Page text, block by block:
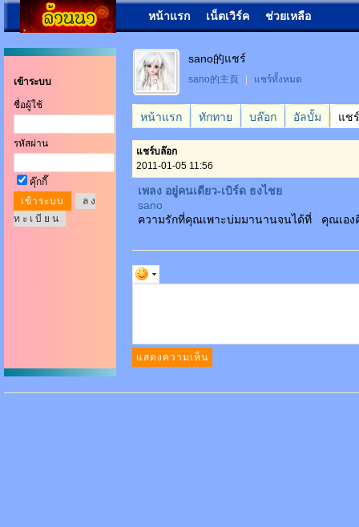
หน้าแรก เน็ตเวิร์ค ช่วยเหลือ
เข้าระบบ
ชื่อผู้ใช้
รหัสผ่าน
คุ๊กกี๊
ล ง
ท ะ เ บี ย น
sano的แชร์
sano的主頁 แชร์ทั้งหมด
หน้าแรก ทักทาย บล๊อก อัลบั้ม แชร์
แชร์บล๊อก
2011-01-05 11:56
เพลง อยู่คนเดียว-เบิร์ด ธงไชย
sano
ความรักที่คุณเพาะบ่มมานานจนได้ที่ คุณเอง